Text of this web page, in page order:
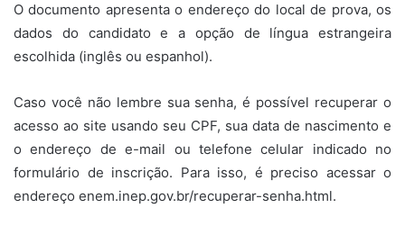
O documento apresenta o endereço do local de prova, os
dados do candidato e a opção de língua estrangeira
escolhida (inglês ou espanhol).
Caso você não lembre sua senha, é possível recuperar o
acesso ao site usando seu CPF, sua data de nascimento e
o endereço de e-mail ou telefone celular indicado no
formulário de inscrição. Para isso, é preciso acessar o
endereço enem.inep.gov.br/recuperar-senha.html.